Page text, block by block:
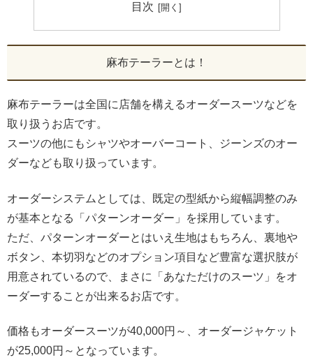
目次
麻布テーラーとは！
麻布テーラーは全国に店舗を構えるオーダースーツなどを
取り扱うお店です。
スーツの他にもシャツやオーバーコート、ジーンズのオー
ダーなども取り扱っています。
オーダーシステムとしては、既定の型紙から縦幅調整のみ
が基本となる「パターンオーダー」を採用しています。
ただ、パターンオーダーとはいえ生地はもちろん、裏地や
ボタン、本切羽などのオプション項目など豊富な選択肢が
用意されているので、まさに「あなただけのスーツ」をオ
ーダーすることが出来るお店です。
価格もオーダースーツが40,000円～、オーダージャケット
が25,000円～となっています。